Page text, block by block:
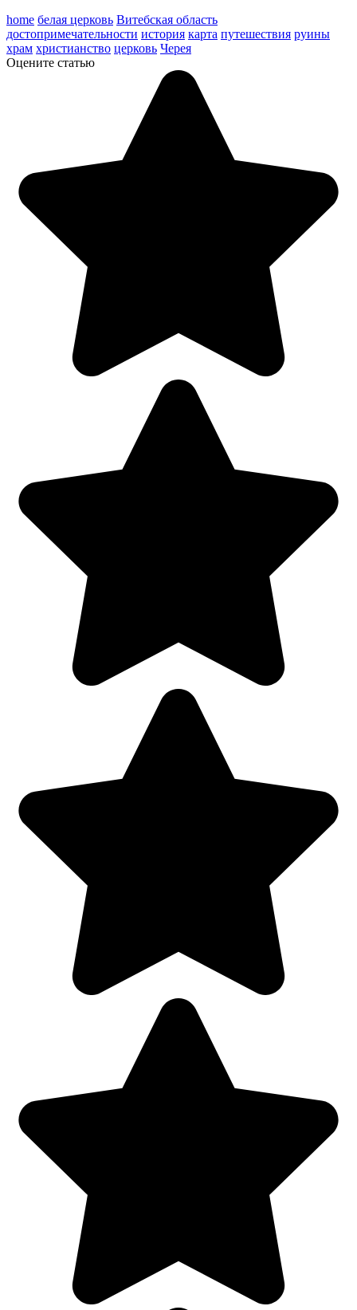
home белая церковь Витебская область
достопримечательности история карта путешествия руины
храм христианство церковь Черея
Оцените статью